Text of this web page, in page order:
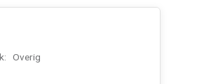
Overig